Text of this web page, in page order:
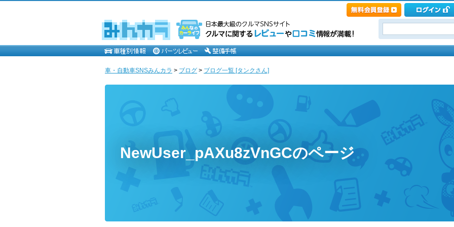
車・自動車SNSみんカラ > ブログ > ブログ一覧 [タンクさん]
NewUser_pAXu8zVnGCのページ